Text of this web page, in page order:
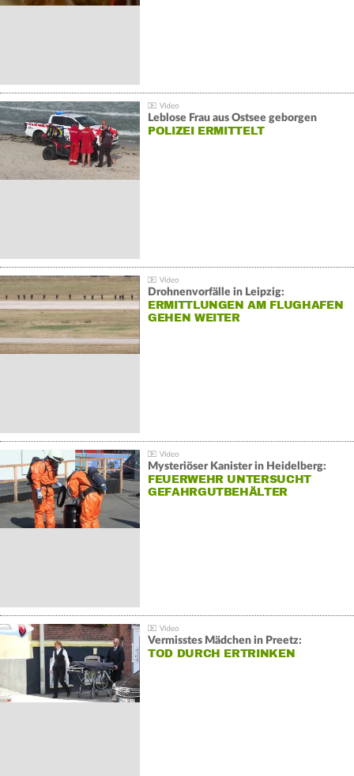
Leblose Frau aus Ostsee geborgen
POLIZEI ERMITTELT
Drohnenvorfälle in Leipzig:
ERMITTLUNGEN AM FLUGHAFEN
GEHEN WEITER
Mysteriöser Kanister in Heidelberg:
FEUERWEHR UNTERSUCHT
GEFAHRGUTBEHÄLTER
Vermisstes Mädchen in Preetz:
TOD DURCH ERTRINKEN